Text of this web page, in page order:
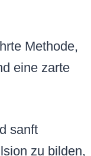
Methode,
eine zarte
sanft
zu bilden,